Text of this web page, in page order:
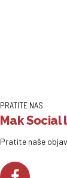
PRATITE NAS
Mak Social
Pratite naše